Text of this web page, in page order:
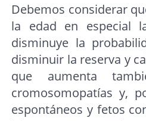
Debemos considerar
la edad en especial
disminuye la
disminuir la reserva y
que aumenta
cromosomopatías y,
espontáneos y fetos